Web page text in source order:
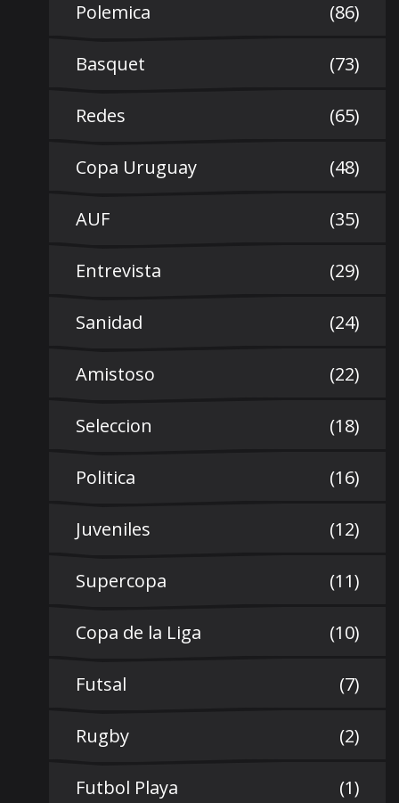
Polemica (86)
Basquet (73)
Redes (65)
Copa Uruguay (48)
AUF (35)
Entrevista (29)
Sanidad (24)
Amistoso (22)
Seleccion (18)
Politica (16)
Juveniles (12)
Supercopa (11)
Copa de la Liga (10)
Futsal (7)
Rugby (2)
Futbol Playa (1)